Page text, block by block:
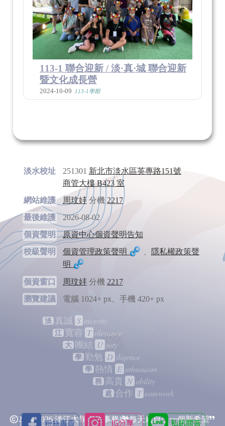
113-1 聯合迎新 / 淡·真·城 聯合迎新
暨文化成長營
2024-10-09 113-1學期
淡水校址 251301 新北市淡水區英專路151號
商管大樓 B423 室
網站維護
周玟妦分機2217
最後維護
2026-08-02
個資聲明
原資中心個資聲明告知
校級聲明
個資管理政策聲明
隱私權政策聲
明
個資窗口 周玟妦分機 2217
瀏覽建議
電腦 1024+ px、手機 420+ px
淡 真誠 S incerity
江 寬容 T olerance
大 團結 U nity
學 勤勉 D iligence
學 熱情 E nthusiasm
務 高貴 N obility
處 合作 T eamwork
2024-2026 淡江大學學生事務處 每天給自己一個新希望